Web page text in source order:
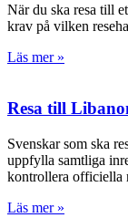
När du ska resa till
krav på vilken
Läs mer »
Resa till
Svenskar som ska
uppfylla samtliga
kontrollera officiella
Läs mer »